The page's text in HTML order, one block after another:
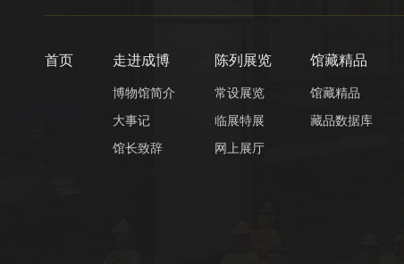
首页 走进成博
博物馆简介
大事记
馆长致辞
陈列展览
常设展览
临展特展
网上展厅
馆藏精品
馆藏精品
藏品数据库